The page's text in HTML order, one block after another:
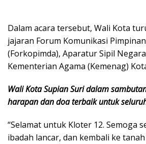
Dalam acara tersebut, Wali Kota
jajaran Forum Komunikasi
(Forkopimda), Aparatur Sipil
Kementerian Agama (Kemenag)
Wali Kota Supian Suri dalam
harapan dan doa terbaik untuk
“Selamat untuk Kloter 12. Semoga
ibadah lancar, dan kembali ke